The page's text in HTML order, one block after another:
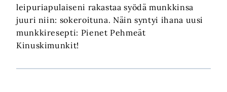
leipuriapulaiseni rakastaa syödä munkkinsa
juuri niin: sokeroituna. Näin syntyi ihana uusi
munkkiresepti: Pienet Pehmeät
Kinuskimunkit!